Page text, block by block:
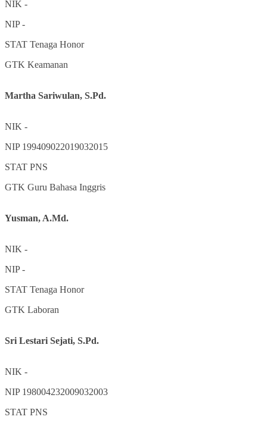
NIK -
NIP-
STAT Tenaga Honor
GTK Keamanan
Martha Sariwulan, S.Pd.
NIK -
NIP 199409022019032015
STAT PNS
GTK Guru Bahasa Inggris
Yusman, A.Md.
NIK -
NIP-
STAT Tenaga Honor
GTK Laboran
Sri Lestari Sejati, S.Pd.
NIK -
NIP 198004232009032003
STAT PNS